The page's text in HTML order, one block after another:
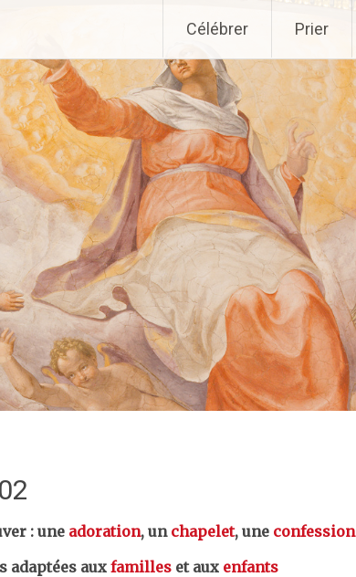
au
principal
Célébrer Prier
une adoration, un chapelet, une confession
adaptées aux familles et aux enfants